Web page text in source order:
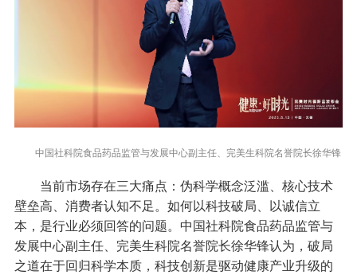
中国社科院食品药品监管与发展中心副主任、完美生科院名誉院长徐华锋
当前市场存在三大痛点：伪科学概念泛滥、核心技术
壁垒高、消费者认知不足。如何以科技破局、以诚信立
本，是行业必须回答的问题。中国社科院食品药品监管与
发展中心副主任、完美生科院名誉院长徐华锋认为，破局
之道在于回归科学本质，科技创新是驱动健康产业升级的